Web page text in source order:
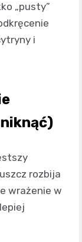
„pusty”
i
rozbija
wrażenie w